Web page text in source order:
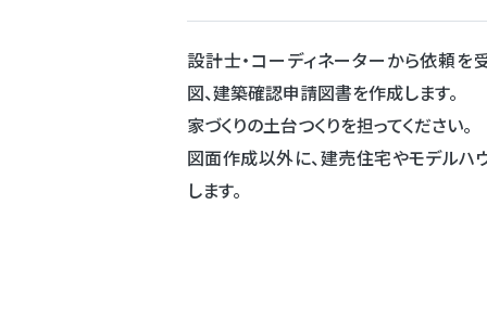
設計士・コーディネーターから依頼を
図、建築確認申請図書を作成します。
家づくりの土台つくりを担ってください。
図面作成以外に、建売住宅やモデルハ
します。